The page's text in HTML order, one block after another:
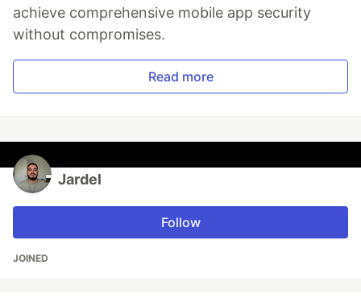
achieve comprehensive mobile app security
without compromises.
Read more
Jardel
Follow
JOINED